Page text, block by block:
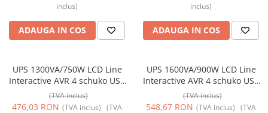
inclus)
ADAUGA IN COS
inclus)
ADAUGA IN COS
UPS 1300VA/750W LCD Line
Interactive AVR 4 schuko USB
Management TED Electric
TED004635
(TVA inclus)
476,03 RON (TVA inclus) (TVA
UPS 1600VA/900W LCD Line
Interactive AVR 4 schuko USB
Management TED Electric
TED004642
(TVA inclus)
548,67 RON (TVA inclus) (TVA